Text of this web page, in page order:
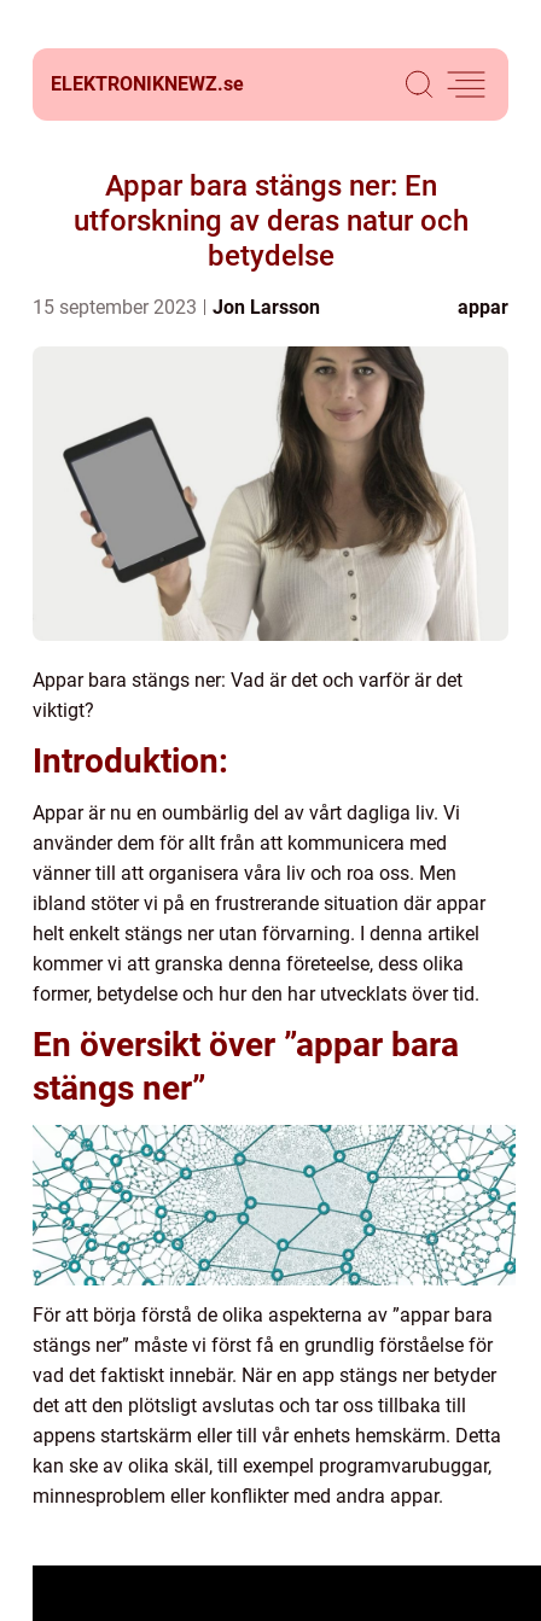
ELEKTRONIKNEWZ.se
Appar bara stängs ner: En
utforskning av deras natur och
betydelse
15 september 2023 Jon Larsson appar
Appar bara stängs ner: Vad är det och varför är det
viktigt?
Introduktion:
Appar är nu en oumbärlig del av vårt dagliga liv. Vi
använder dem för allt från att kommunicera med
vänner till att organisera våra liv och roa oss. Men
ibland stöter vi på en frustrerande situation där appar
helt enkelt stängs ner utan förvarning. I denna artikel
kommer vi att granska denna företeelse, dess olika
former, betydelse och hur den har utvecklats över tid.
En översikt över ”appar bara
stängs ner”
För att börja förstå de olika aspekterna av ”appar bara
stängs ner” måste vi först få en grundlig förståelse för
vad det faktiskt innebär. När en app stängs ner betyder
det att den plötsligt avslutas och tar oss tillbaka till
appens startskärm eller till vår enhets hemskärm. Detta
kan ske av olika skäl, till exempel programvarubuggar,
minnesproblem eller konflikter med andra appar.